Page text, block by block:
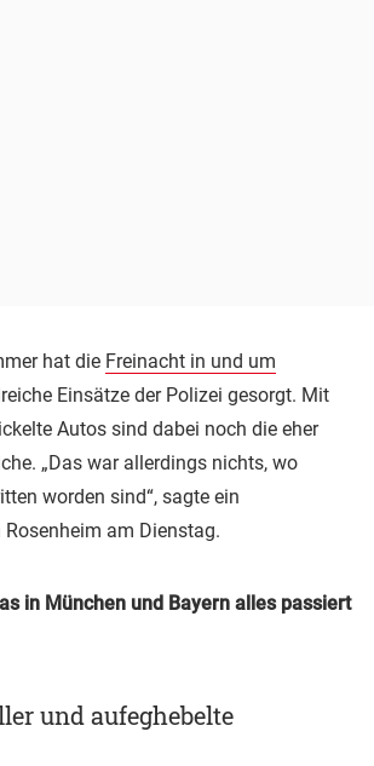
hat die Freinacht in und um
Einsätze der Polizei gesorgt. Mit
Autos sind dabei noch die eher
„Das war allerdings nichts, wo
worden sind“, sagte ein
am Dienstag.
in München und Bayern alles passiert
und aufeghebelte